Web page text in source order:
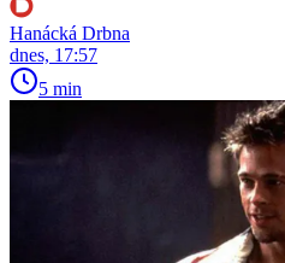
Hanácká Drbna
dnes, 17:57
5 min